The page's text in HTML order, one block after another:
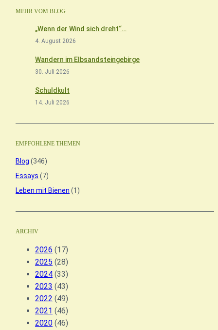
MEHR VOM BLOG
„Wenn der Wind sich dreht“…
4. August 2026
Wandern im Elbsandsteingebirge
30. Juli 2026
Schuldkult
14. Juli 2026
EMPFOHLENE THEMEN
Blog (346)
Essays (7)
Leben mit Bienen (1)
ARCHIV
2026 (17)
2025 (28)
2024 (33)
2023 (43)
2022 (49)
2021 (46)
2020 (46)